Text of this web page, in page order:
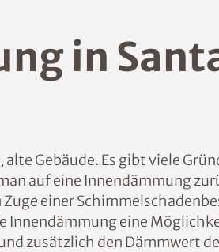
in
Gebäude. Es gibt viele
auf eine Innendämmung
einer
Innendämmung eine
zusätzlich den Dämmwert